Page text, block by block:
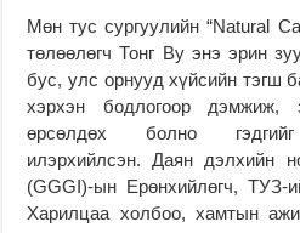
Мөн тус сургуулийн “Natural
төлөөлөгч Тонг Ву энэ эрин
бус, улс орнууд хүйсийн тэгш
хэрхэн бодлогоор дэмжиж,
өрсөлдөх болно
илэрхийлсэн. Даян дэлхийн
(GGGI)-ын Ерөнхийлөгч, ТУЗ-
Харилцаа холбоо, хамтын